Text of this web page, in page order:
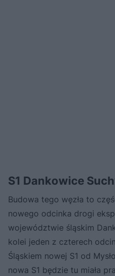
S1 Dankowice
Budowa tego węzła to
nowego odcinka drogi
województwie śląskim
kolei jeden z czterech
Śląskiem nowej S1 od
nowa S1 będzie tu miała